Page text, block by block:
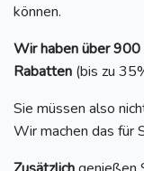
können.
Wir haben über
Rabatten (bis zu
Sie müssen also
Wir machen das für